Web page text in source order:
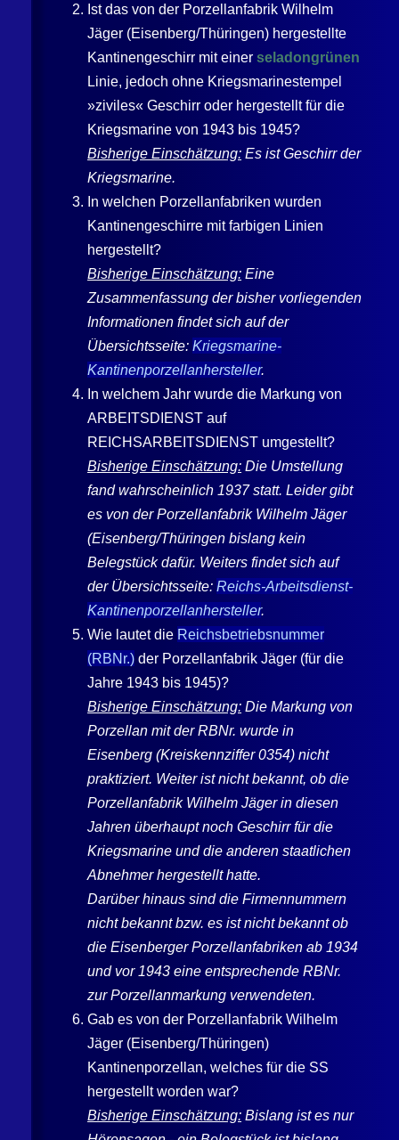
Ist das von der PorzellanfabrikWilhelm
Jäger (Eisenberg/Thüringen) hergestellte
Kantinengeschirr mit einerseladongrünen
Linie, jedoch ohne Kriegsmarinestempel
»ziviles« Geschirr oder hergestellt für die
Kriegsmarine von 1943 bis 1945?
Bisherige Einschätzung: Es ist Geschirr der
Kriegsmarine.
In welchen Porzellanfabriken wurden
Kantinengeschirre mit farbigen Linien
hergestellt?
Bisherige Einschätzung: Eine
Zusammenfassung der bisher vorliegenden
Informationen findet sich auf der
Übersichtsseite:Kriegsmarine-
Kantinenporzellanhersteller.
In welchem Jahr wurde die Markung von
ARBEITSDIENST auf
REICHSARBEITSDIENST umgestellt?
Bisherige Einschätzung: Die Umstellung
fand wahrscheinlich 1937 statt. Leider gibt
es von der Porzellanfabrik Wilhelm Jäger
(Eisenberg/Thüringen bislang kein
Belegstück dafür. Weiters findet sich auf
der Übersichtsseite:Reichs-Arbeitsdienst-
Kantinenporzellanhersteller.
Wie lautet die Reichsbetriebsnummer
(RBNr.) der Porzellanfabrik Jäger (für die
Jahre 1943 bis 1945)?
Bisherige Einschätzung: Die Markung von
Porzellan mit der RBNr. wurde in
Eisenberg (Kreiskennziffer 0354) nicht
praktiziert. Weiter ist nicht bekannt, ob die
Porzellanfabrik Wilhelm Jägerin diesen
Jahren überhaupt noch Geschirr für die
Kriegsmarine und die anderen staatlichen
Abnehmer hergestellt hatte.
Darüber hinaus sind die Firmennummern
nicht bekannt bzw. es ist nicht bekannt ob
dieEisenbergerPorzellanfabriken ab 1934
und vor 1943 eine entsprechende RBNr.
zur Porzellanmarkung verwendeten.
Gab es von der PorzellanfabrikWilhelm
Jäger (Eisenberg/Thüringen)
Kantinenporzellan, welches für die SS
hergestellt worden war?
Bisherige Einschätzung: Bislang ist es nur